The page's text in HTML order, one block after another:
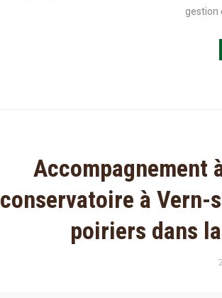
gestion
Accompagnement
conservatoire à Vern-
poiriers dans